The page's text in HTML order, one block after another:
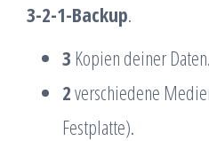
3-2-1-Backup.
3 Kopien deiner Daten.
2verschiedene
Festplatte).